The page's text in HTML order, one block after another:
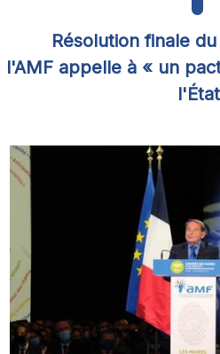
Résolution finale
l'AMF appelle à « un
l'État